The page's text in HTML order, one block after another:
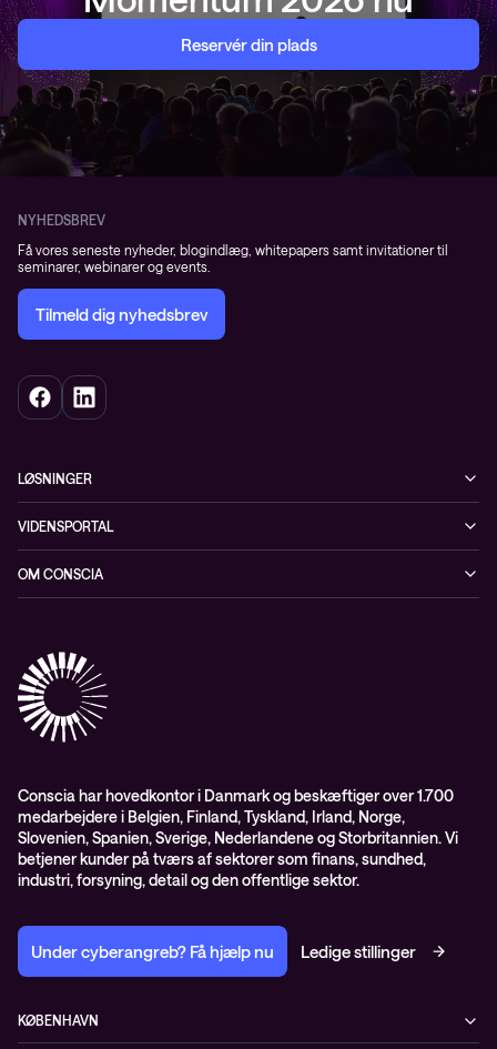
Reservér din plads
NYHEDSBREV
Få vores seneste nyheder, blogindlæg, whitepapers samt invitationer til
seminarer, webinarer og events.
Tilmeld dig nyhedsbrev
LØSNINGER
Netværk
Observability
Conscia Managed Services
Conscia Services
VIDENSPORTAL
Events
Videoer
Whitepapers
OM CONSCIA
Partnere
Presserum
ISO certifikater
Proces for kundeklager
Salgs- og leveringsbetingelser
Selskabsoplysninger og SKI-rammeaftale
Conscia har hovedkontor i Danmark og beskæftiger over 1.700
medarbejdere i Belgien, Finland, Tyskland, Irland, Norge,
Slovenien, Spanien, Sverige, Nederlandene og Storbritannien. Vi
betjener kunder på tværs af sektorer som finans, sundhed,
industri, forsyning, detail og den offentlige sektor.
Under cyberangreb? Få hjælp nu Ledige stillinger
KØBENHAVN